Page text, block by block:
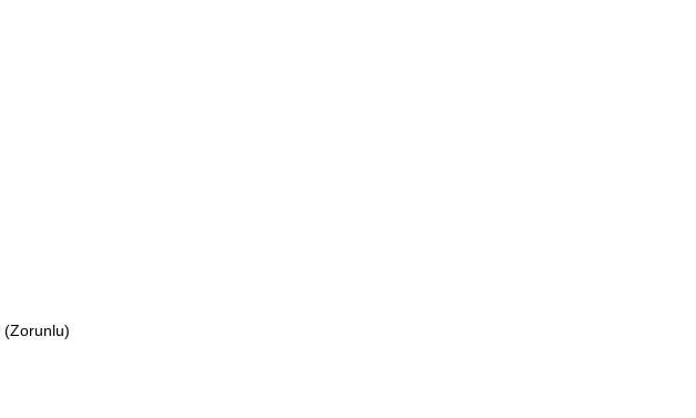
(Zorunlu)